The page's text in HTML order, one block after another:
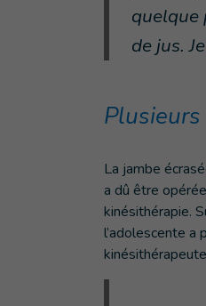
quelque
de jus.
La jambe
a dû être
kinésithérapie.
l’adolescente a